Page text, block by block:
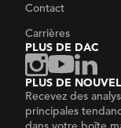
Contact
Carrières
PLUS DE DAC
PLUS DE
Recevez des
principales